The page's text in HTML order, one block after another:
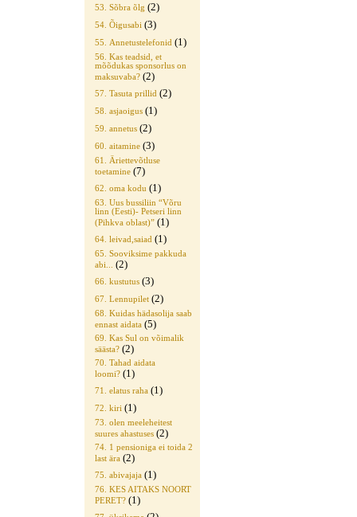
53. Sõbra õlg (2)
54. Õigusabi (3)
55. Annetustelefonid (1)
56. Kas teadsid, et
mõõdukas sponsorlus on
maksuvaba? (2)
57. Tasuta prillid (2)
58. asjaoigus (1)
59. annetus (2)
60. aitamine (3)
61. Äriettevõtluse
toetamine (7)
62. oma kodu (1)
63. Uus bussiliin “Võru
linn (Eesti)- Petseri linn
(Pihkva oblast)” (1)
64. leivad,saiad (1)
65. Sooviksime pakkuda
abi...
(2)
66. kustutus (3)
67. Lennupilet (2)
68. Kuidas hädasolija saab
ennast aidata (5)
69. Kas Sul on võimalik
säästa? (2)
70. Tahad aidata
loomi? (1)
71. elatus raha (1)
72. kiri (1)
73. olen meeleheitest
suures ahastuses (2)
74. 1 pensioniga ei toida 2
last ära (2)
75. abivajaja (1)
76. KES AITAKS NOORT
PERET? (1)